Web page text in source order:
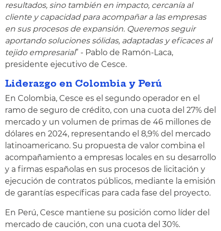
resultados, sino también en impacto, cercanía al
cliente y capacidad para acompañar a las empresas
en sus procesos de expansión. Queremos seguir
aportando soluciones sólidas, adaptadas y eficaces al
tejido empresarial” - Pablo de Ramón-Laca,
presidente ejecutivo de Cesce.
Liderazgo en Colombia y Perú
En Colombia, Cesce es el segundo operador en el
ramo de seguro de crédito, con una cuota del 27% del
mercado y un volumen de primas de 46 millones de
dólares en 2024, representando el 8,9% del mercado
latinoamericano. Su propuesta de valor combina el
acompañamiento a empresas locales en su desarrollo
y a firmas españolas en sus procesos de licitación y
ejecución de contratos públicos, mediante la emisión
de garantías específicas para cada fase del proyecto.
En Perú, Cesce mantiene su posición como líder del
mercado de caución, con una cuota del 30%.